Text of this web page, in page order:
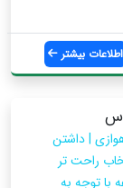
اطلاعات بیشتر
| داشتن
راحت تر
با توجه به